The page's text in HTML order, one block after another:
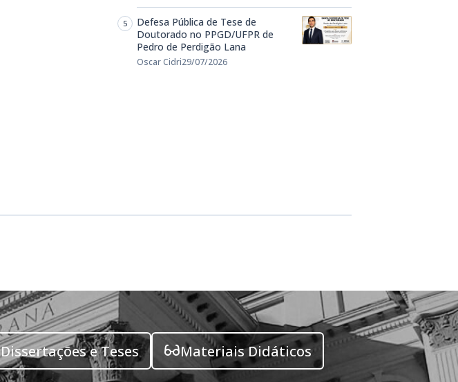
Defesa Pública de Tese de
Doutorado no PPGD/UFPR de
Pedro de Perdigão Lana
Oscar Cidri29/07/2026
Dissertações e Teses Materiais Didáticos